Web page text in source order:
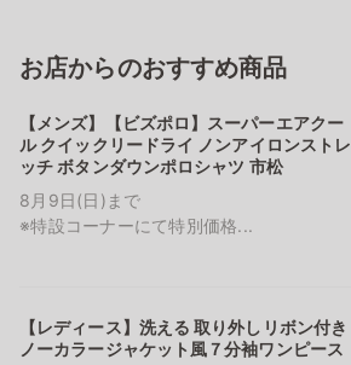
お店からのおすすめ商品
【メンズ】【ビズポロ】スーパーエアクー
ル クイックリードライ ノンアイロンストレ
ッチ ボタンダウンポロシャツ 市松
8月9日(日)まで
※特設コーナーにて特別価格...
【レディース】洗える 取り外しリボン付き
ノーカラージャケット風７分袖ワンピース